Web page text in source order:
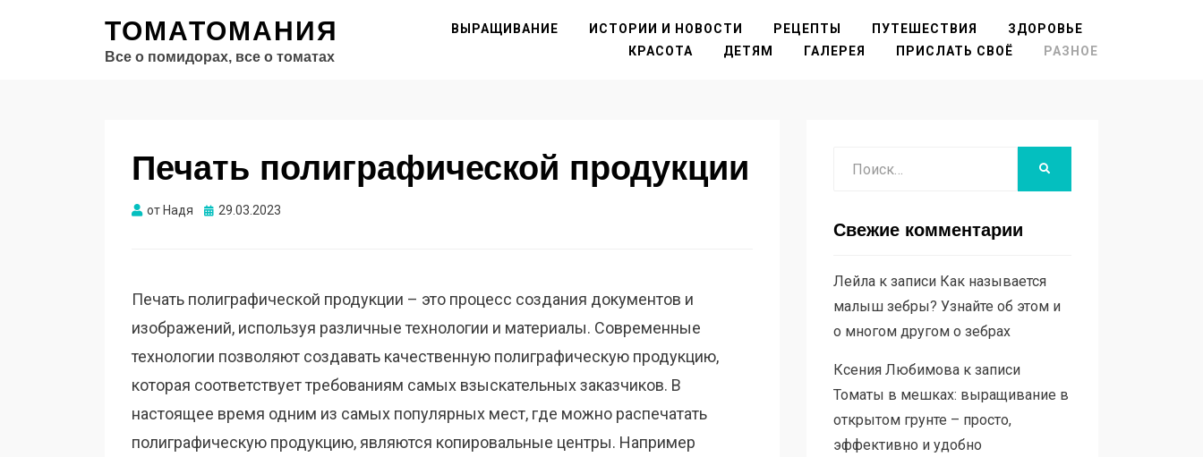
ТОМАТОМАНИЯ
Все о помидорах, все о томатах
ВЫРАЩИВАНИЕ ИСТОРИИ И НОВОСТИ РЕЦЕПТЫ ПУТЕШЕСТВИЯ
ЗДОРОВЬЕ
КРАСОТА
ДЕТЯМ ГАЛЕРЕЯ ПРИСЛАТЬ СВОЁ РАЗНОЕ
Печать полиграфической продукции
от Надя Опубликовано
29.03.2023
Печать полиграфической продукции – это процесс создания документов и
изображений, используя различные технологии и материалы. Современные
технологии позволяют создавать качественную полиграфическую продукцию,
которая соответствует требованиям самых взыскательных заказчиков. В
настоящее время одним из самых популярных мест, где можно распечатать
полиграфическую продукцию, являются копировальные центры. Например
Свежие комментарии
Лейлак записи Как называется
малыш зебры? Узнайте об этом и
о многом другом о зебрах
Ксения Любимовак записи
Томаты в мешках: выращивание в
открытом грунте – просто,
эффективно и удобно